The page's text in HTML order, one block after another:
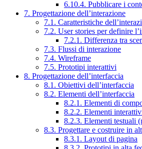
6.10.4. Pubblicare i
7. Progettazione dell’interazione
7.1. Caratteristiche
7.2. User stories per definire
7.2.1. Differenza tra
7.3. Flussi di interazione
7.4. Wireframe
7.5. Prototipi interattivi
8. Progettazione dell’interfaccia
8.1. Obiettivi dell’interfaccia
8.2. Elementi dell’interfaccia
8.2.1. Elementi di
8.2.2. Elementi
8.2.3. Elementi testuali
8.3. Progettare e costruire in
8.3.1. Layout di pagina